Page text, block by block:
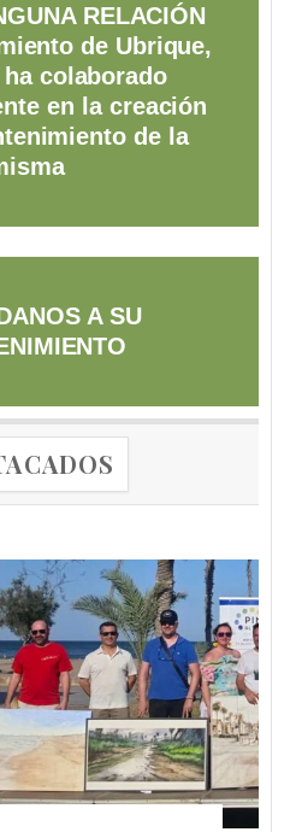
RELACIÓN
de Ubrique,
colaborado
en la creación
de la
A SU